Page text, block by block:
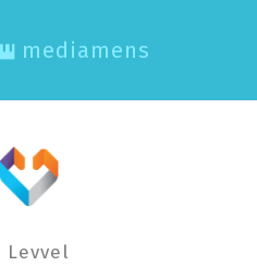
mediamens